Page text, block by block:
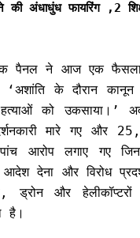
की अंधाधुंध फायरिंग ,2
एक पैनल ने आज एक
के दौरान कानून
को उकसाया।’
मारे गए और
आरोप लगाए गए
देना और विरोध
ड्रोन और
है।